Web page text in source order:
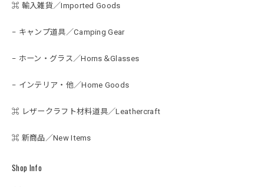
⌘ 輸入雑貨／Imported Goods
− キャンプ道具／Camping Gear
− ホーン・グラス／Horns＆Glasses
− インテリア・他／Home Goods
⌘ レザークラフト材料道具／Leathercraft
⌘ 新商品／New Items
Shop Info